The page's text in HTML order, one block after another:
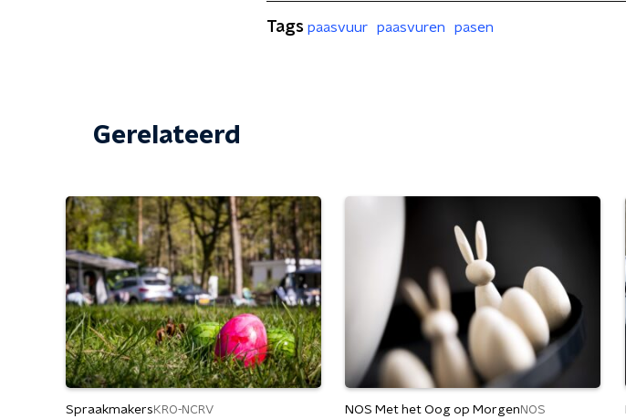
Tags paasvuur paasvuren pasen
Gerelateerd
Spraakmakers KRO-NCRV NOS Met het Oog op Morgen NOS